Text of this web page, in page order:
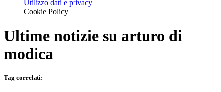
Utilizzo dati e privacy
Cookie Policy
Ultime notizie su arturo di
modica
Tag correlati: